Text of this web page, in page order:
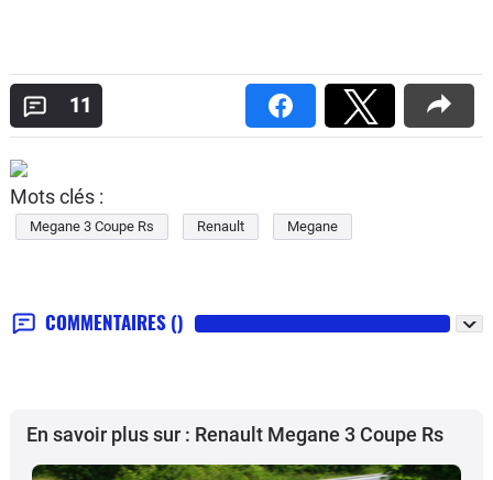
11
Mots clés :
Megane 3 Coupe Rs Renault Megane
COMMENTAIRES ()
En savoir plus sur : Renault Megane 3 Coupe Rs